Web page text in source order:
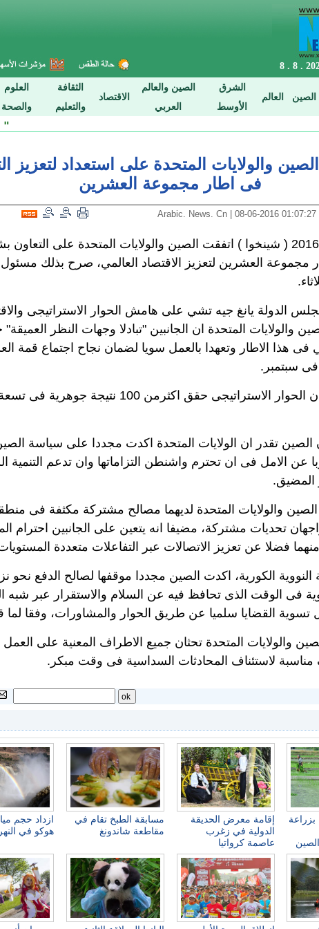
والولايات المتحدة على استعداد لتعزيز
فى اطار مجموعة العشرين
01:07:27 08-06-2016 | Arabic. News. Cn
بكين 7 يونيو 2016 ( شينخوا ) اتفقت الصين والولايات المتحدة على
مجموعة العشرين لتعزيز الاقتصاد العالمي، صرح بذلك
الدولة يانغ جيه تشي على هامش الحوار الاستراتيجى
والولايات المتحدة ان الجانبين "تبادلا وجهات النظر
فى هذا الاطار وتعهدا بالعمل سويا لضمان نجاح اجتماع قمة
سبتمبر.
واضاف يانغ ان الحوار الاستراتيجى حقق اكثرمن 100 نتيجة جوهرية فى
الصين تقدر ان الولايات المتحدة اكدت مجددا على سياسة
عن الامل فى ان تحترم واشنطن التزاماتها وان تدعم التنمية
المضيق.
الصين والولايات المتحدة لديهما مصالح مشتركة مكثفة فى
تحديات مشتركة، مضيفا انه يتعين على الجانبين احترام
فضلا عن تعزيز الاتصالات عبر التفاعلات متعددة
الكورية، اكدت الصين مجددا موقفها لصالح الدفع نحو
فى الوقت الذى تحافظ فيه عن السلام والاستقرار عبر شبه
تسوية القضايا سلميا عن طريق الحوار والمشاورات، وفقا لما
والولايات المتحدة تحثان جميع الاطراف المعنية على العمل
لاستئناف المحادثات السداسية فى وقت مبكر.